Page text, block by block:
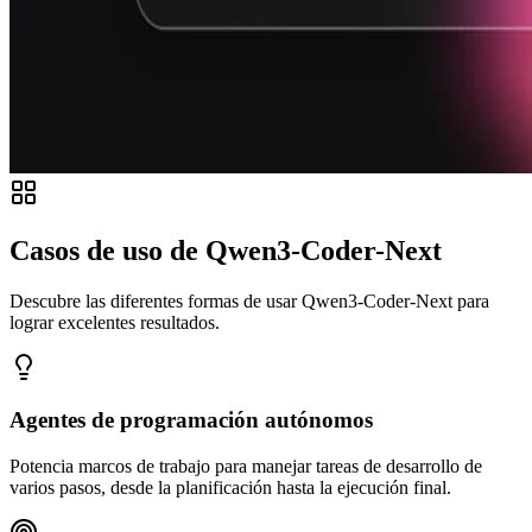
Casos de uso de Qwen3-Coder-Next
Descubre las diferentes formas de usar Qwen3-Coder-Next para
lograr excelentes resultados.
Agentes de programación autónomos
Potencia marcos de trabajo para manejar tareas de desarrollo de
varios pasos, desde la planificación hasta la ejecución final.